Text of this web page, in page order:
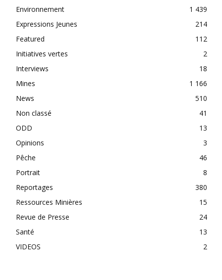
Environnement
1 439
Expressions Jeunes
214
Featured
112
Initiatives vertes
2
Interviews
18
Mines
1 166
News
510
Non classé
41
ODD
13
Opinions
3
Pêche
46
Portrait
8
Reportages
380
Ressources Minières
15
Revue de Presse
24
Santé
13
VIDEOS
2